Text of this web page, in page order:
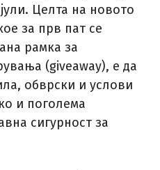
Целта на новото
за прв пат се
рамка за
(giveaway), е да
обврски и услови
и поголема
сигурност за